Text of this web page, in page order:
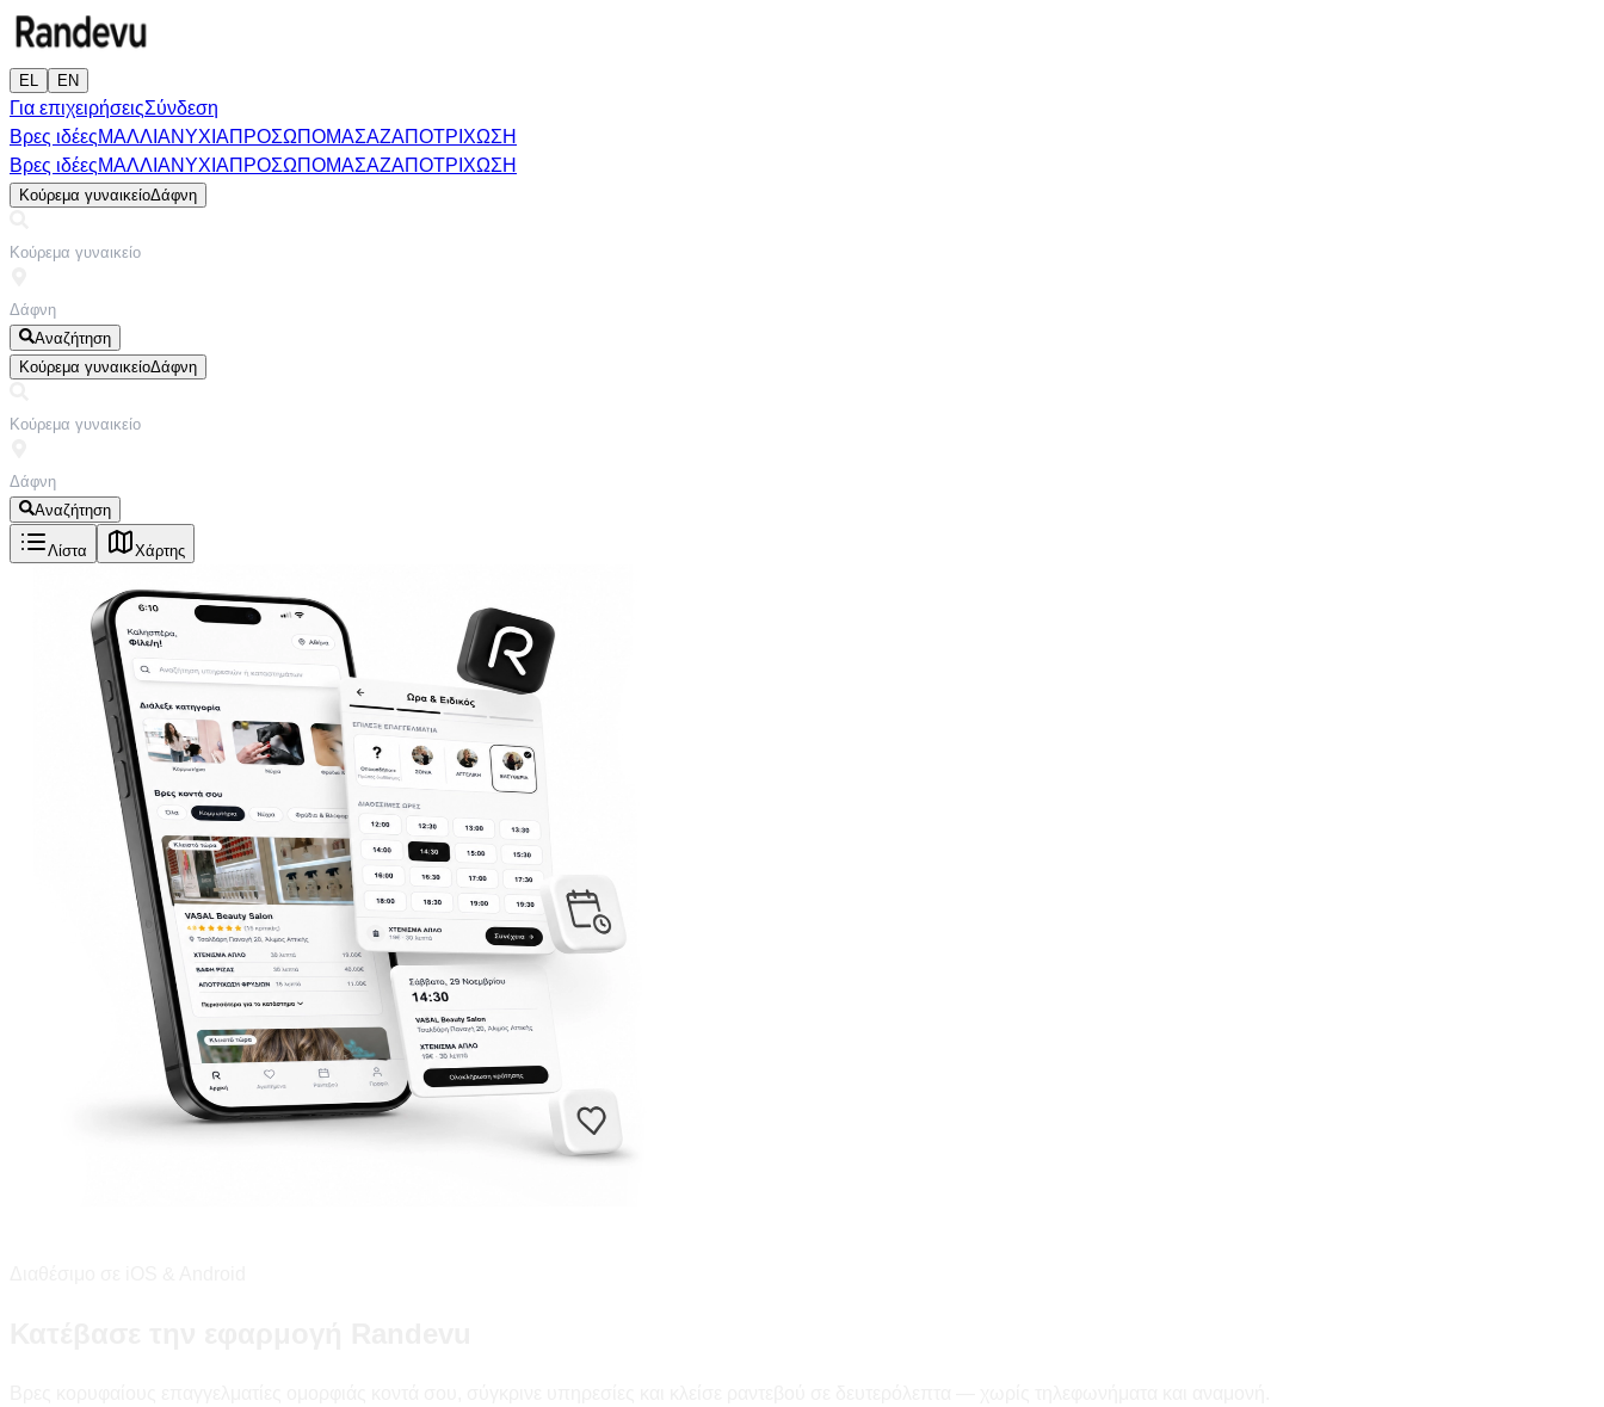
EL EN
Για επιχειρήσειςΣύνδεση
Βρες ιδέεςΜΑΛΛΙΑΝΥΧΙΑΠΡΟΣΩΠΟΜΑΣΑΖΑΠΟΤΡΙΧΩΣΗ
Βρες ιδέεςΜΑΛΛΙΑΝΥΧΙΑΠΡΟΣΩΠΟΜΑΣΑΖΑΠΟΤΡΙΧΩΣΗ
Κούρεμα γυναικείοΔάφνη
Αναζήτηση
Κούρεμα γυναικείοΔάφνη
Αναζήτηση
Λίστα Χάρτης